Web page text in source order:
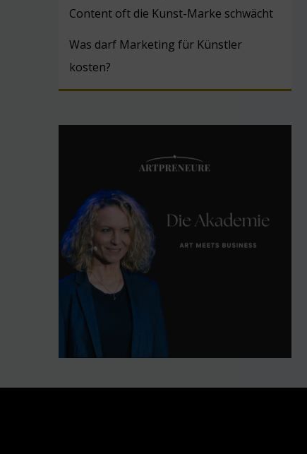
Content oft die Kunst-Marke schwächt
Was darf Marketing für Künstler
kosten?